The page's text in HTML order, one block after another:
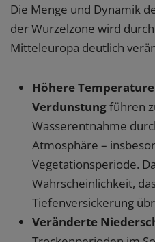
Die Menge und Dynamik
der Wurzelzone wird
Mitteleuropa deutlich
Höhere
Verdunstungführen
Wasserentnahme
Atmosphäre –
Vegetationsperiode.
Wahrscheinlichkeit,
Tiefenversickerung
Veränderte